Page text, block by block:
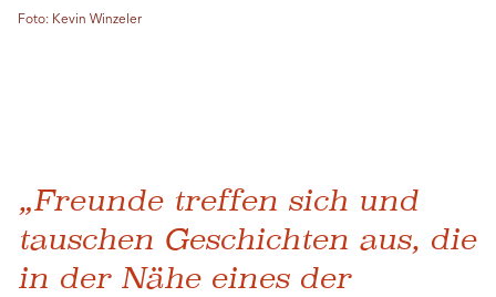
Foto: Kevin Winzeler
„Freunde treffen sich und
tauschen Geschichten aus, die
in der Nähe eines der